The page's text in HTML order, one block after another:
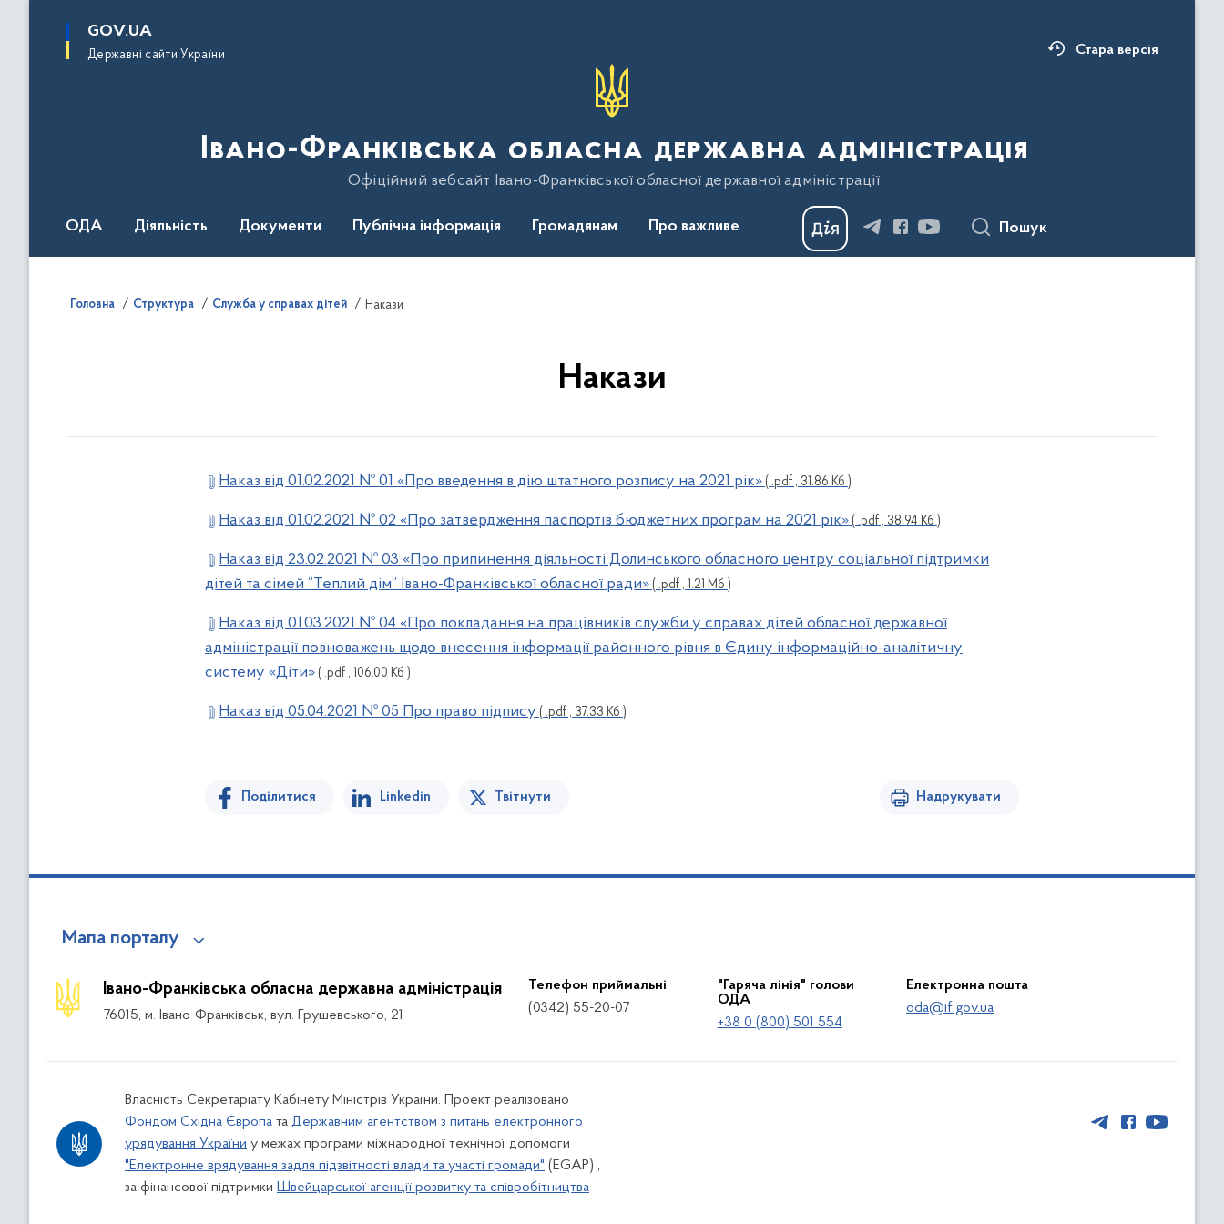
основного
GOV.UA
Державні сайти України Стара версія
Івано-Франківська обласна державна адміністрація
Офіційний вебсайт Івано-Франківської обласної державної адміністрації
ОДА Діяльність Документи Публічна інформація Громадянам Про важливе Пошук
Головна Структура Служба у справах дітей Накази
Накази
Наказ від 01.02.2021 № 01 «Про введення в дію штатного розпису на 2021 рік» ( .pdf , 31.86 Кб )
Наказ від 01.02.2021 № 02 «Про затвердження паспортів бюджетних програм на 2021 рік» ( .pdf , 38.94 Кб )
Наказ від 23.02.2021 № 03 «Про припинення діяльності Долинського обласного центру соціальної підтримки
дітей та сімей “Теплий дім” Івано-Франківської обласної ради» ( .pdf , 1.21 Мб )
Наказ від 01.03.2021 № 04 «Про покладання на працівників служби у справах дітей обласної державної
адміністрації повноважень щодо внесення інформації районного рівня в Єдину інформаційно-аналітичну
систему «Діти» ( .pdf , 106.00 Кб )
Наказ від 05.04.2021 № 05 Про право підпису ( .pdf , 37.33 Кб )
Поділитися Linkedin Твітнути Надрукувати
Мапа порталу
Івано-Франківська обласна державна адміністрація
76015, м. Івано-Франківськ, вул. Грушевського, 21
Телефон приймальні
(0342) 55-20-07
"Гаряча лінія" голови
ОДА
+38 0 (800) 501 554
Електронна пошта
oda@if.gov.ua
Власність Секретаріату Кабінету Міністрів України. Проект реалізовано
Фондом Східна Європа та Державним агентством з питань електронного
урядування України у межах програми міжнародної технічної допомоги
"Електронне врядування задля підзвітності влади та участі громади" (EGAP) ,
за фінансової підтримки Швейцарської агенції розвитку та співробітництва